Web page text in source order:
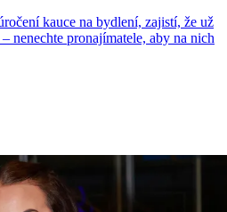
kauce na bydlení, zajistí, že už
nenechte pronajímatele, aby na nich